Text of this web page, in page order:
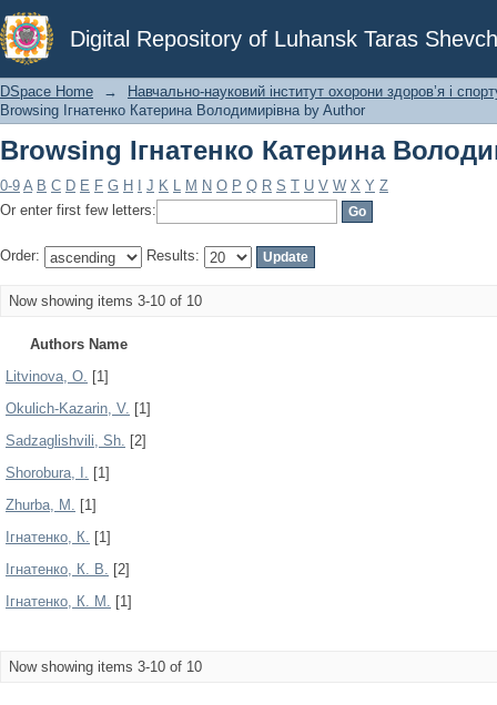
Digital Repository of Luhansk Taras
Browsing Ігнатенко Катерина
DSpace Home →
Навчально-науковий інститут охорони здоров’я і
Browsing Ігнатенко Катерина Володимирівна by Author
Browsing Ігнатенко Катерина
0-9 A B C D E F G H J K L M N O P Q R S T U V W X Y Z
Or enter first few letters:
Order: Results:
Now showing items 3-10 of 10
Authors Name
Litvinova, O. [1]
Okulich-Kazarin, V. [1]
Sadzaglishvili, Sh. [2]
Shorobura, I. [1]
Zhurba, M. [1]
Ігнатенко, К. [1]
Ігнатенко, К. В. [2]
Ігнатенко, К. М. [1]
Now showing items 3-10 of 10